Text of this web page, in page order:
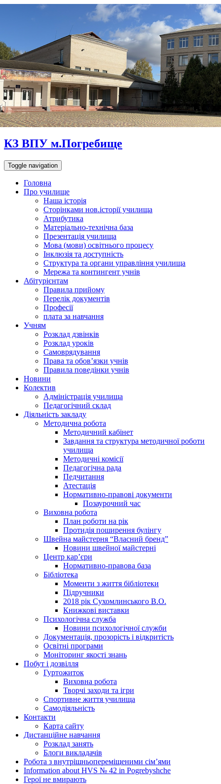
КЗ ВПУ м.Погребище
Toggle navigation
Головна
Про училище
Наша історія
Сторінками нов.історії училища
Атрибутика
Матеріально-технічна база
Презентація училища
Мова (мови) освітнього процесу
Інклюзія та доступність
Структура та органи управління училища
Мережа та контингент учнів
Абітурієнтам
Правила прийому
Перелік документів
Професії
плата за навчання
Учням
Розклад дзвінків
Розклад уроків
Самоврядування
Права та обов’язки учнів
Правила поведінки учнів
Новини
Колектив
Адміністрація училища
Педагогічний склад
Діяльність закладу
Методична робота
Методичний кабінет
Завдання та структура методичної роботи
училища
Методичні комісії
Педагогічна рада
Педчитання
Атестація
Нормативно-правові документи
Позаурочний час
Виховна робота
План роботи на рік
Протидія поширення булінгу
Швейна майстерня “Власний бренд”
Новини швейної майстерні
Центр кар’єри
Нормативно-правова база
Бібліотека
Моменти з життя бібліотеки
Підручники
2018 рік Сухомлинського В.О.
Книжкові виставки
Психологічна служба
Новини психологічної служби
Документація, прозорість і відкритість
Освітні програми
Моніторинг якості знань
Побут і дозвілля
Гуртожиток
Виховна робота
Творчі заходи та ігри
Спортивне життя училища
Самодіяльність
Контакти
Карта сайту
Дистанційне навчання
Розклад занять
Блоги викладачів
Робота з внутрішньопереміщеними сім’ями
Information about HVS № 42 in Pogrebyshche
Герої не вмирають